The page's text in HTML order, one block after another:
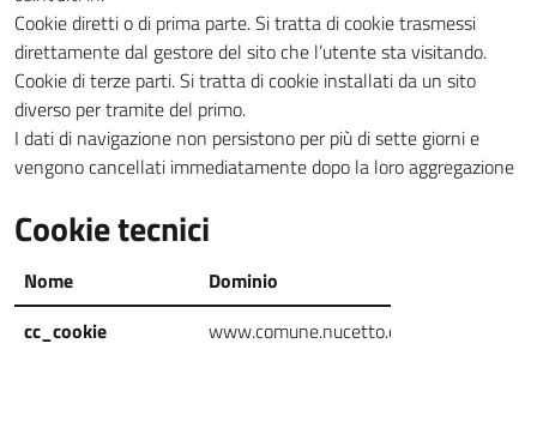
Cookie diretti o di prima parte. Si tratta di cookie trasmessi
direttamente dal gestore del sito che l’utente sta visitando.
Cookie di terze parti. Si tratta di cookie installati da un sito
diverso per tramite del primo.
I dati di navigazione non persistono per più di sette giorni e
vengono cancellati immediatamente dopo la loro aggregazione
Cookie tecnici
Nome Dominio
cc_cookie
www.comune.nucetto.cn.it